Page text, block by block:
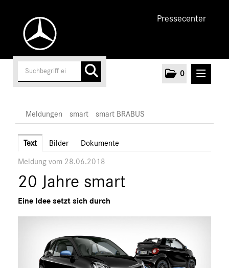
Pressecenter
0
Unternehmen
Cars
AMG
smart
Meldungen smart smart BRABUS
Text Bilder Dokumente
Meldung vom 28.06.2018
20 Jahre smart
Eine Idee setzt sich durch